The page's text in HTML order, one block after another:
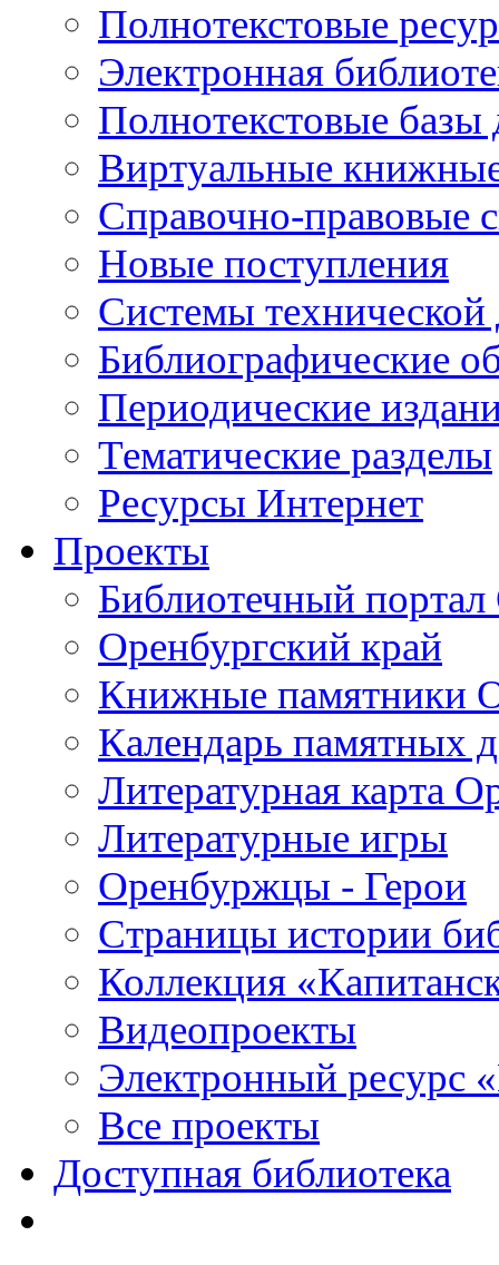
Полнотекстовые
Электронная
Полнотекстовые
Виртуальные
Справочно-правовые
Новые поступления
Cистемы
Библиографические
Периодические
Тематические разделы
Ресурсы Интернет
Проекты
Библиотечный портал
Оренбургский край
Книжные памятники
Календарь памятных
Литературная карта
Литературные игры
Оренбуржцы - Герои
Страницы истории
Коллекция
Видеопроекты
Электронный ресурс
Все проекты
Доступная библиотека